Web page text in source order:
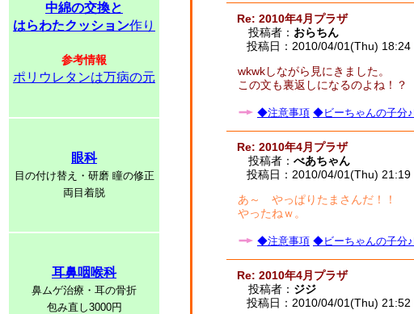
中綿の交換と
はらわたクッション作り
参考情報
ポリウレタンは万病の元
眼科
目の付け替え・研磨 瞳の修正
両目着脱
耳鼻咽喉科
鼻ムゲ治療・耳の骨折
包み直し3000円
Re: 2010年4月プラザ
投稿者： おらちん
投稿日：2010/04/01(Thu) 18:24
wkwkしながら見にきました。
この文も裏返しになるのよね！？
◆注意事項 ◆ビーちゃんの子分
Re: 2010年4月プラザ
投稿者： べあちゃん
投稿日：2010/04/01(Thu) 21:19
あ～ やっぱりたまさんだ！！
やったねｗ。
◆注意事項 ◆ビーちゃんの子分
Re: 2010年4月プラザ
投稿者： ジジ
投稿日：2010/04/01(Thu) 21:52